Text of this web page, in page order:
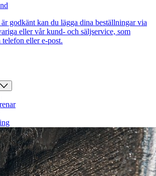
godkänt kan du lägga dina beställningar via
eller vår kund- och säljservice, som
eller e-post.